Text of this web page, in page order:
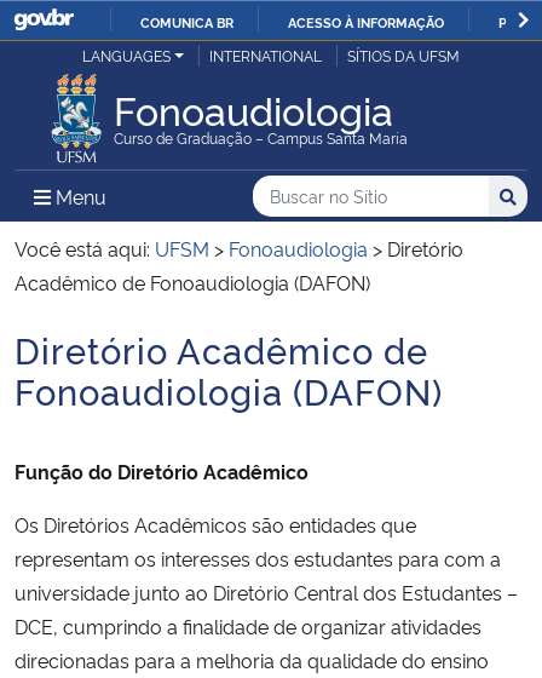
IR
O
COMUNICA BR ACESSO À INFORMAÇÃO
Ministério da Justiça e Segurança Pública
Ministério da Defesa
Ministério das Relações Exteriores
Ministério da Infraestrutura
Ministério da Cidadania
Ministério da Saúde
LANGUAGES INTERNATIONAL SÍTIOS DA UFSM
Fonoaudiologia
Curso de Graduação – Campus Santa Maria
Menu Menu Principal do Sítio
Busca
Buscar no no Sítio
Busca:
Você está aqui: UFSM > Fonoaudiologia > Diretório
Acadêmico de Fonoaudiologia (DAFON)
Início do conteúdo
Diretório Acadêmico de
Fonoaudiologia (DAFON)
Função do Diretório Acadêmico
Os Diretórios Acadêmicos são entidades que
representam os interesses dos estudantes para com a
universidade junto ao Diretório Central dos Estudantes –
DCE, cumprindo a finalidade de organizar atividades
direcionadas para a melhoria da qualidade do ensino